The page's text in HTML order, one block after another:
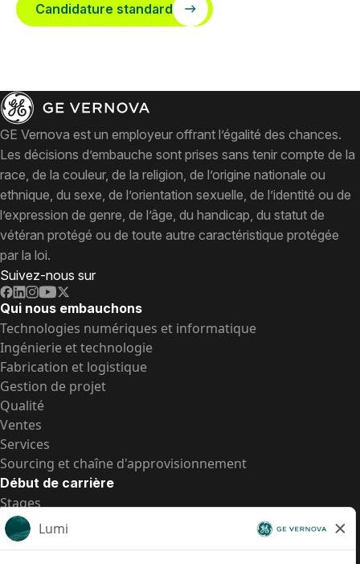
Candidature standard
GE Vernova est un employeur offrant l’égalité des chances.
Les décisions d’embauche sont prises sans tenir compte de la
race, de la couleur, de la religion, de l’origine nationale ou
ethnique, du sexe, de l’orientation sexuelle, de l’identité ou de
l’expression de genre, de l’âge, du handicap, du statut de
vétéran protégé ou de toute autre caractéristique protégée
par la loi.
Suivez-nous sur
Qui nous embauchons
Technologies numériques et informatique
Ingénierie et technologie
Fabrication et logistique
Gestion de projet
Qualité
Ventes
Services
Sourcing et chaîne d'approvisionnement
Début de carrière
Stages
Postes de d’entrée
Toutes les opportunités